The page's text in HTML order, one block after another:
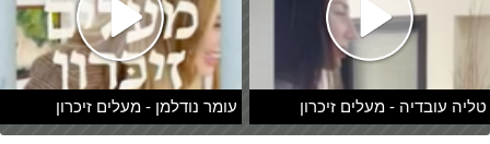
טליה עובדיה - מעלים זיכרון עומר נודלמן - מעלים זיכרון